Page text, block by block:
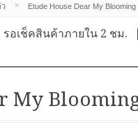
» Etude House Dear My
รอเช็คสินค้าภายใน 2 ชม.
My